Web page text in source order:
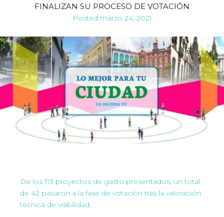
FINALIZAN SU PROCESO DE VOTACIÓN
Posted marzo 24, 2021
De los 113 proyectos de gasto presentados, un total
de 42 pasaron a la fase de votación tras la valoración
técnica de viabilidad.